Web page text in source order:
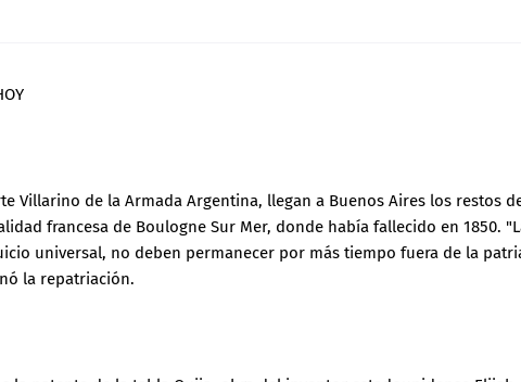
Villarino de la Armada Argentina, llegan a Buenos Aires los restos
francesa de Boulogne Sur Mer, donde había fallecido en 1850.
universal, no deben permanecer por más tiempo fuera de la
la repatriación.